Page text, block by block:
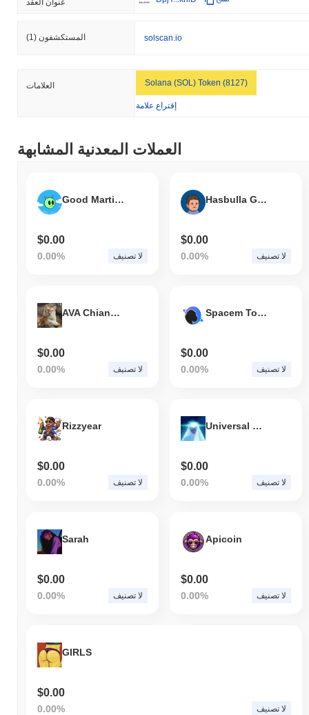
المستكشفون (1) solscan.io
العلامات Solana (SOL) Token (8127)
إقتراع علامة
العملات المعدنية المشابهة
Good Martian
$0.00
0.00% لا تصنيف
Hasbulla Game
$0.00
0.00% لا تصنيف
AVA Chiang Mai Night Safari (AVA)
$0.00
0.00% لا تصنيف
Spacem Token
$0.00
0.00% لا تصنيف
Rizzyear
$0.00
0.00% لا تصنيف
Universal Operating System
$0.00
0.00% لا تصنيف
Sarah
$0.00
0.00% لا تصنيف
Apicoin
$0.00
0.00% لا تصنيف
GIRLS
$0.00
0.00% لا تصنيف